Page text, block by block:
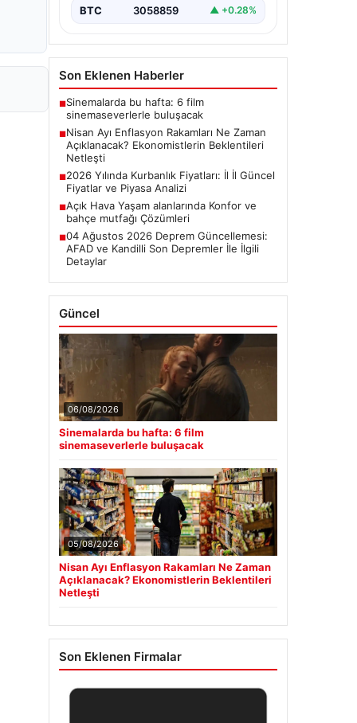
başladı.…
BTC 3058859 ▲ +0.28%
Son Eklenen Haberler
■Sinemalarda bu hafta: 6 film
sinemaseverlerle buluşacak
■Nisan Ayı Enflasyon Rakamları Ne Zaman
Açıklanacak? Ekonomistlerin Beklentileri
Netleşti
■2026 Yılında Kurbanlık Fiyatları: İl İl Güncel
Fiyatlar ve Piyasa Analizi
■Açık Hava Yaşam alanlarında Konfor ve
bahçe mutfağı Çözümleri
■04 Ağustos 2026 Deprem Güncellemesi:
AFAD ve Kandilli Son Depremler İle İlgili
Detaylar
Güncel
06/08/2026
Sinemalarda bu hafta: 6 film
sinemaseverlerle buluşacak
05/08/2026
Nisan Ayı Enflasyon Rakamları Ne Zaman
Açıklanacak? Ekonomistlerin Beklentileri
Netleşti
Son Eklenen Firmalar